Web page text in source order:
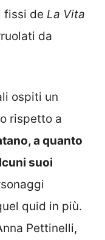
fissi de La Vita
da
ospiti un
rispetto a
a quanto
suoi
quid in più.
Pettinelli,